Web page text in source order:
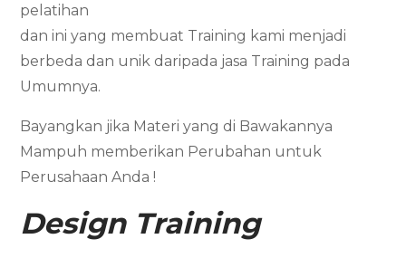
pelatihan
dan ini yang membuat Training kami menjadi
berbeda dan unik daripada jasa Training pada
Umumnya.
Bayangkan jika Materi yang di Bawakannya
Mampuh memberikan Perubahan untuk
Perusahaan Anda !
Design Training